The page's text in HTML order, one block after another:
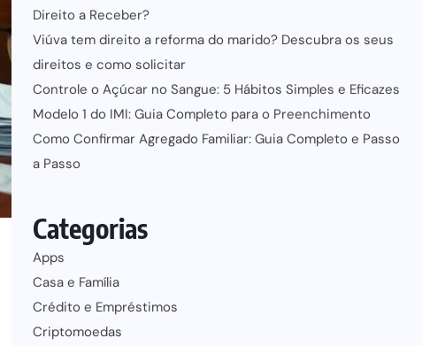
Direito a Receber?
Viúva tem direito a reforma do marido? Descubra os seus
direitos e como solicitar
Controle o Açúcar no Sangue: 5 Hábitos Simples e Eficazes
Modelo 1 do IMI: Guia Completo para o Preenchimento
Como Confirmar Agregado Familiar: Guia Completo e Passo
a Passo
Categorias
Apps
Casa e Família
Crédito e Empréstimos
Criptomoedas